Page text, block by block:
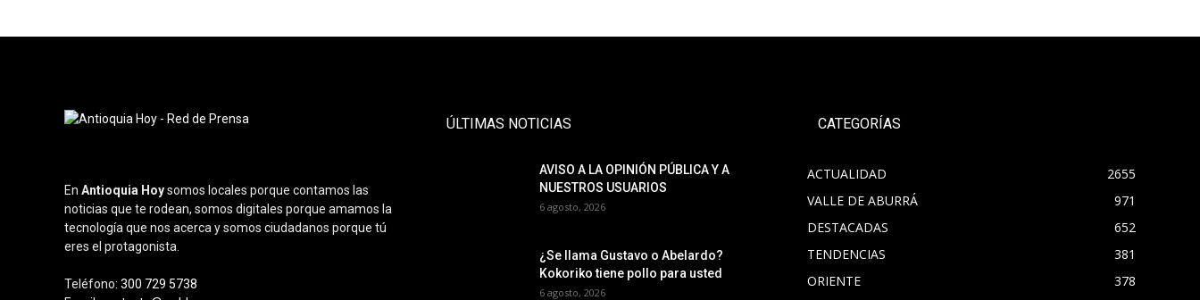
En Antioquia Hoysomos locales porque contamos las
noticias que te rodean, somos digitales porque amamos la
tecnología que nos acerca y somos ciudadanos porque tú
eres el protagonista.
Teléfono: 300 729 5738
ÚLTIMAS NOTICIAS
AVISO A LA OPINIÓN PÚBLICA Y A
NUESTROS USUARIOS
6 agosto, 2026
¿Se llama Gustavo o Abelardo?
Kokoriko tiene pollo para usted
6 agosto, 2026
CATEGORÍAS
ACTUALIDAD
2655
VALLE DE ABURRÁ
971
DESTACADAS
652
TENDENCIAS
381
ORIENTE
378